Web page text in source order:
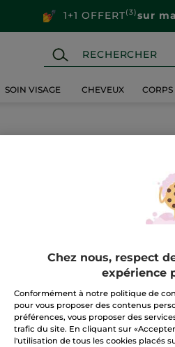
1+1 OFFERT(3)sur
SOIN VISAGE CHEVEUX
Chez nous, respect
expérience
Conformément à notre politique de
pour vous proposer des contenus
préférences, vous proposer des
trafic du site. En cliquant sur
l'utilisation de tous les cookies placés